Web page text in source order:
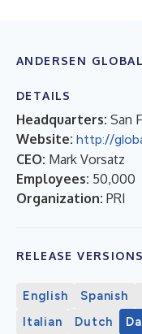
ANDERSEN GLOBAL
DETAILS
Headquarters: San
Website: http://
CEO: Mark Vorsatz
Employees: 50,000
Organization: PRI
RELEASE VERSIONS
English Spanish
Italian
Dutch